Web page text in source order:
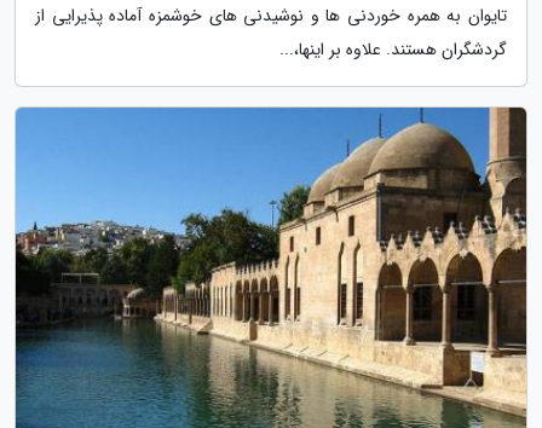
تایوان به همره خوردنی ها و نوشیدنی های خوشمزه آماده پذیرایی از
گردشگران هستند. علاوه بر اینها،...